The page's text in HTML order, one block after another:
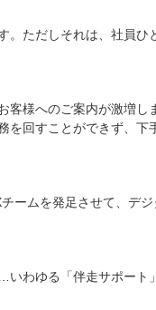
ただしそれは、社員
様へのご案内が激増し
回すことができず、
ムを発足させて、デ
わゆる「伴走サポー